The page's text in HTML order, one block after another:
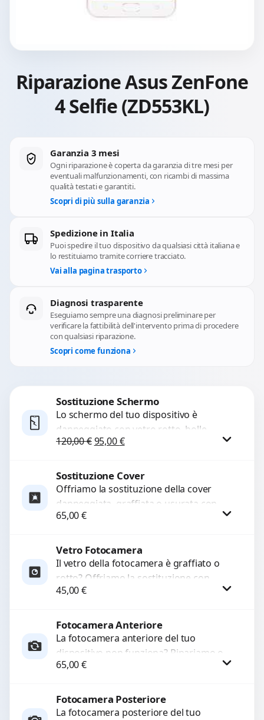
Riparazione Asus ZenFone
4 Selfie (ZD553KL)
Garanzia 3 mesi
Ogni riparazione è coperta da garanzia di tre mesi per
eventuali malfunzionamenti, con ricambi di massima
qualità testati e garantiti.
Scopri di più sulla garanzia
Spedizione in Italia
Puoi spedire il tuo dispositivo da qualsiasi città italiana e
lo restituiamo tramite corriere tracciato.
Vai alla pagina trasporto
Diagnosi trasparente
Eseguiamo sempre una diagnosi preliminare per
verificare la fattibilità dell'intervento prima di procedere
con qualsiasi riparazione.
Scopri come funziona
Sostituzione Schermo
Lo schermo del tuo dispositivo è
danneggiato con vetro rotto, bolle,
macchie, schermo nero o pixel morti?
120,00€Il prezzo originale era: 120,00 €.
95,00€Il prezzo attuale è: 95,00 €.
Procedi
Sostituzione Cover
Offriamo la sostituzione della cover
danneggiata, graffiata o usurata con
ricambi di alta qualità e garantiti.
65,00€
Procedi
Vetro Fotocamera
Il vetro della fotocamera è graffiato o
rotto? Offriamo la sostituzione con
ricambi di alta qualità garantiti per 3
45,00€
Procedi
Fotocamera Anteriore
La fotocamera anteriore del tuo
dispositivo non funziona? Ripariamo o
sostituiamo fotocamere guaste con
a...
65,00€
Procedi
Fotocamera Posteriore
La fotocamera posteriore del tuo